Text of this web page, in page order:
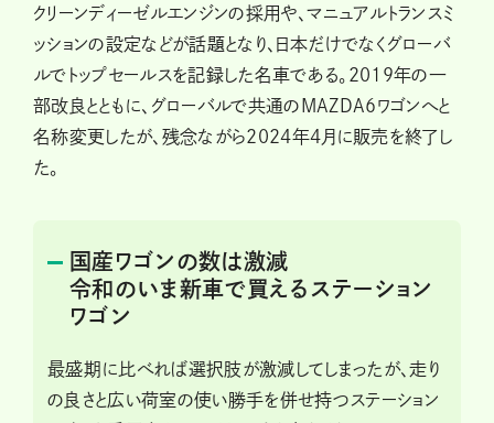
クリーンディーゼルエンジンの採用や、マニュアルトランスミ
ッションの設定などが話題となり、日本だけでなくグローバ
ルでトップセールスを記録した名車である。2019年の一
部改良とともに、グローバルで共通のMAZDA6ワゴンへと
名称変更したが、残念ながら2024年4月に販売を終了し
た。
国産ワゴンの数は激減
令和のいま新車で買えるステーション
ワゴン
最盛期に比べれば選択肢が激減してしまったが、走り
の良さと広い荷室の使い勝手を併せ持つステーション